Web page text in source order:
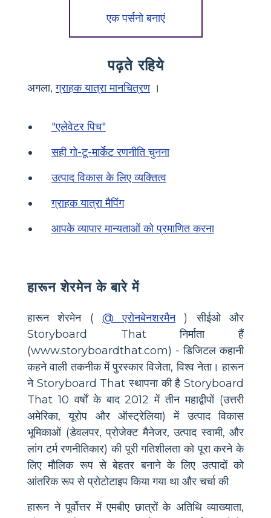
एक पर्सनो बनाएं
पढ़ते रहिये
अगला,ग्राहक यात्रा मानचित्रण।
"एलेवेटर पिच"
सही गो-टू-मार्केट रणनीति चुनना
उत्पाद विकास के लिए व्यक्तित्व
ग्राहक यात्रा मैपिंग
आपके व्यापार मान्यताओं को प्रमाणित करना
हारून शेरमेन के बारे में
हारून शेरमेन ( @ एरोनबेनशरमैन) सीईओ और
Storyboard That निर्माता हैं
(www.storyboardthat.com) - डिजिटल कहानी
कहने वाली तकनीक में पुरस्कार विजेता, विश्व नेता। हारून
ने Storyboard That स्थापना की है Storyboard
That 10 वर्षों के बाद 2012 में तीन महाद्वीपों (उत्तरी
अमेरिका, यूरोप और ऑस्ट्रेलिया) में उत्पाद विकास
भूमिकाओं (डेवलपर, प्रोजेक्ट मैनेजर, उत्पाद स्वामी, और
लांग टर्म रणनीतिकार) की पूरी गतिशीलता को पूरा करने के
लिए मौलिक रूप से बेहतर बनाने के लिए उत्पादों को
आंतरिक रूप से प्रोटोटाइप किया गया था और चर्चा की
हारून ने पूर्वोत्तर में एमबीए छात्रों के अतिथि व्याख्याता,